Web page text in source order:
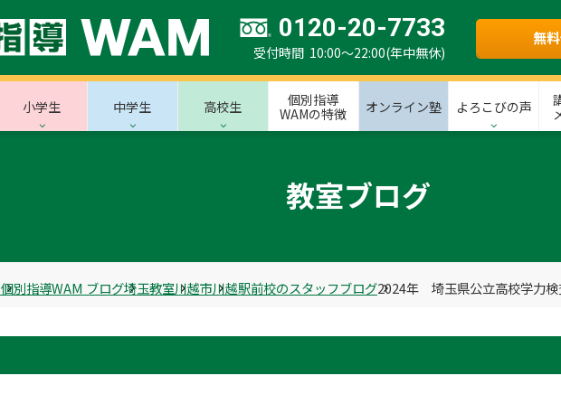
0120-20-7733
受付時間 10:00～22:00(年中無休)
無
小学生 中学生 高校生
個別指導
WAMの特徴
オンライン塾 よろこびの声
教室ブログ
個別指導WAM ブログ埼玉教室川越市川越駅前校のスタッフブログ2024年 埼玉県公立高校学力検